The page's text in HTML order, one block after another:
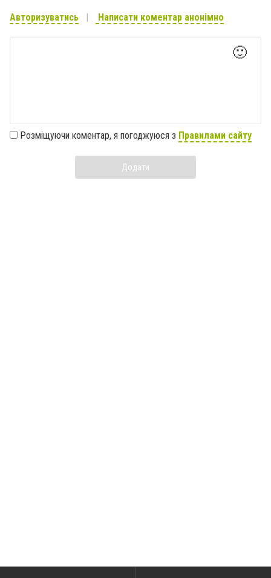
Авторизуватись Написати коментар анонімно
🙂
Розміщуючи коментар, я погоджуюся з Правилами сайту
Додати